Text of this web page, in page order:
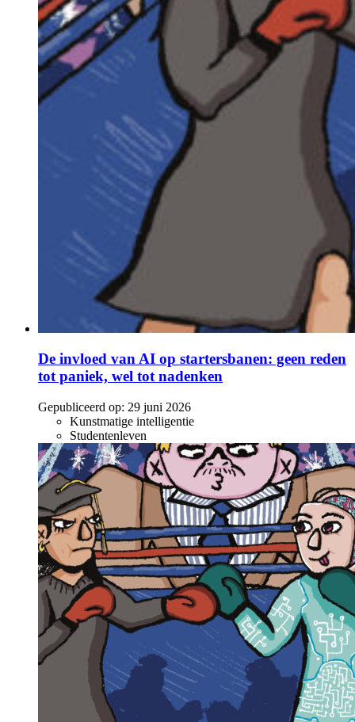
De invloed van AI op startersbanen: geen reden
tot paniek, wel tot nadenken
Gepubliceerd op: 29 juni 2026
Kunstmatige intelligentie
Studentenleven